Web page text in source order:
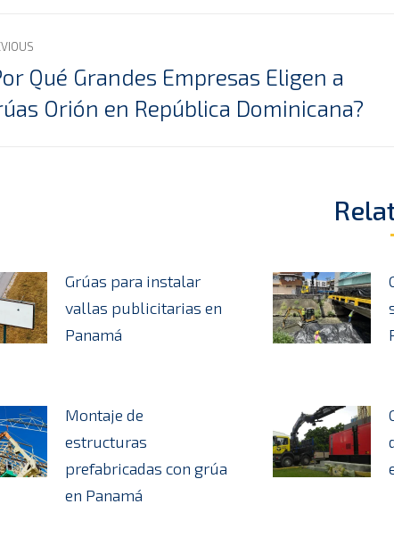
Qué Grandes Empresas Eligen a
Orión en República Dominicana?
Grúas para instalar
vallas publicitarias en
Panamá
Montaje de
estructuras
prefabricadas con grúa
en Panamá